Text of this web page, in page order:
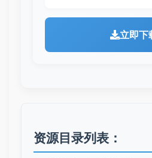
立即下
资源目录列表：